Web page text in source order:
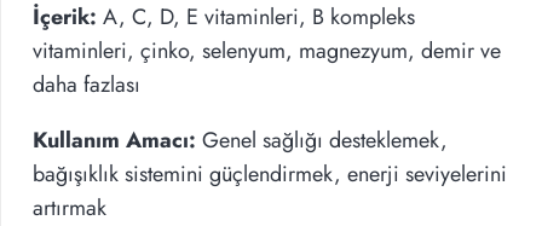
İçerik: A, C, D, E vitaminleri, B kompleks
vitaminleri, çinko, selenyum, magnezyum, demir ve
daha fazlası
Kullanım Amacı: Genel sağlığı desteklemek,
bağışıklık sistemini güçlendirmek, enerji seviyelerini
artırmak